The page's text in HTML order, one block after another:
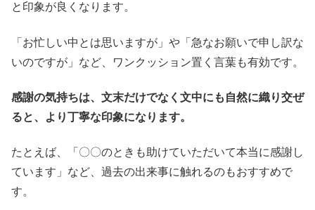
と印象が良くなります。
「お忙しい中とは思いますが」や「急なお願いで申し訳な
いのですが」など、ワンクッション置く言葉も有効です。
感謝の気持ちは、文末だけでなく文中にも自然に織り交ぜ
ると、より丁寧な印象になります。
たとえば、「〇〇のときも助けていただいて本当に感謝し
ています」など、過去の出来事に触れるのもおすすめで
す。